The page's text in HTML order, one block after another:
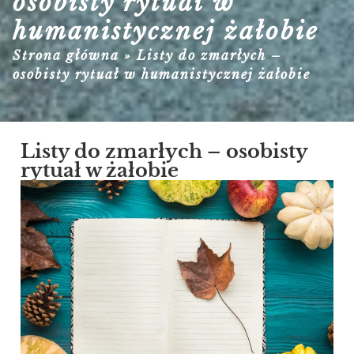
humanistycznej żałobie
Strona główna »Listy do zmarłych –
osobisty rytuał w humanistycznej żałobie
Listy do zmarłych – osobisty
rytuał w żałobie